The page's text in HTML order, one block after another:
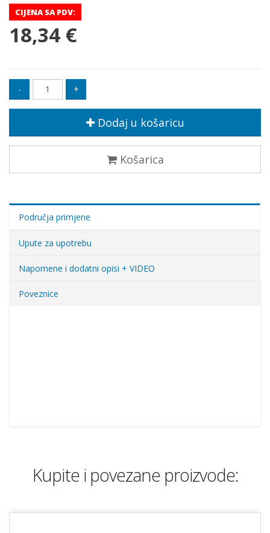
CIJENA SA PDV:
18,34 €
Dodaj u košaricu
Košarica
Područja primjene
Upute za upotrebu
Napomene i dodatni opisi + VIDEO
Poveznice
Kupite i povezane proizvode: